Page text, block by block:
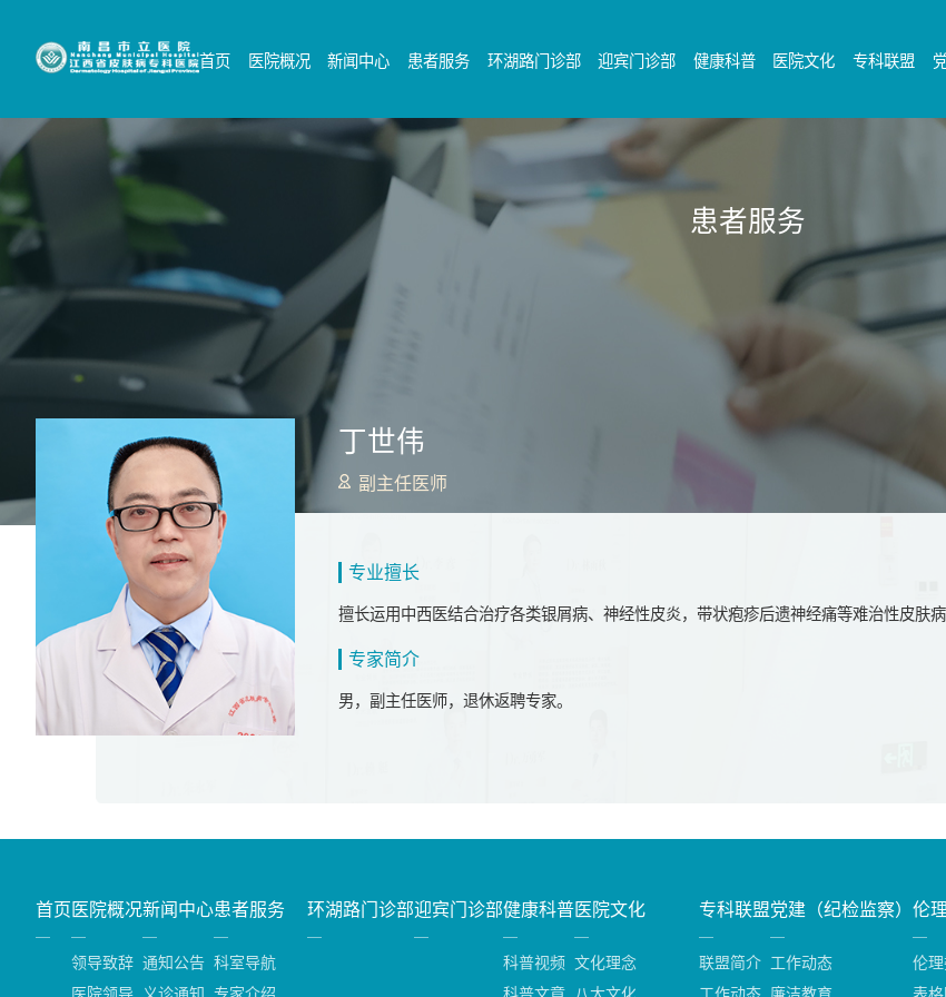
首页 医院概况 新闻中心 患者服务 环湖路门诊部 迎宾门诊部 健康科普 医院文化 专科联盟
患者服务
丁世伟
副主任医师
专业擅长
擅长运用中西医结合治疗各类银屑病、神经性皮炎，带状疱疹后遗神经痛等难治性皮肤病
专家简介
男，副主任医师，退休返聘专家。
首页 医院概况
领导致辞
新闻中心
通知公告
患者服务
科室导航
环湖路门诊部迎宾门诊部健康科普
科普视频
医院文化
文化理念
专科联盟
联盟简介
党建（纪检监察）
工作动态
伦
伦